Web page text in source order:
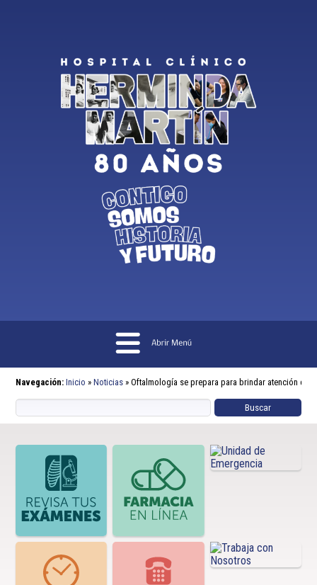
Navegación: Inicio » Noticias » Oftalmología se prepara para brindar atención de